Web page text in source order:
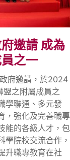
邀請 成為
之一
府邀請，於2024
盟之附屬成員之
學聯通、多元發
，強化及完善職專
能的各級人才，包
學院校交流合作，
升職專教育在社